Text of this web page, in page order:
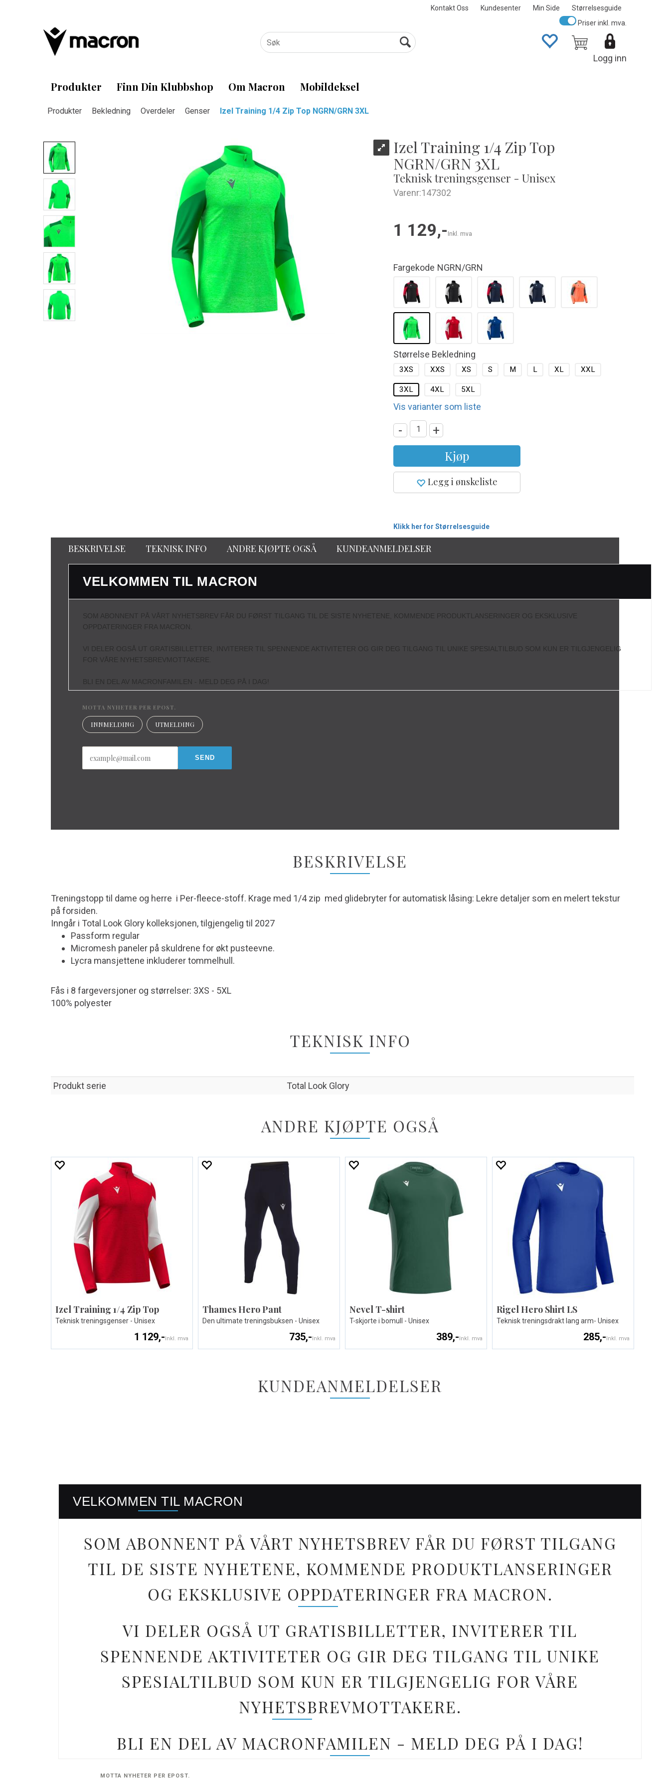
Kontakt Oss Kundesenter Min Side Størrelsesguide
Logg inn
Priser inkl. mva.
Produkter Finn Din Klubbshop Om Macron Mobildeksel
Produkter Bekledning Overdeler Genser Izel Training 1/4 Zip Top NGRN/GRN 3XL
Izel Training 1/4 Zip Top
NGRN/GRN 3XL
Teknisk treningsgenser - Unisex
Varenr:147302
1 129,- Inkl. mva
Fargekode NGRN/GRN
Størrelse Bekledning
3XS XXS XS S M L XL XXL
3XL 4XL 5XL
Vis varianter som liste
- +
Kjøp
Legg i ønskeliste
Klikk her for Størrelsesguide
BESKRIVELSE TEKNISK INFO ANDRE KJØPTE OGSÅ KUNDEANMELDELSER
VELKOMMEN TIL MACRON
SOM ABONNENT PÅ VÅRT NYHETSBREV FÅR DU FØRST TILGANG TIL DE SISTE NYHETENE, KOMMENDE PRODUKTLANSERINGER OG EKSKLUSIVE
OPPDATERINGER FRA MACRON.
VI DELER OGSÅ UT GRATISBILLETTER, INVITERER TIL SPENNENDE AKTIVITETER OG GIR DEG TILGANG TIL UNIKE SPESIALTILBUD SOM KUN ER TILGJENGELIG
FOR VÅRE NYHETSBREVMOTTAKERE.
BLI EN DEL AV MACRONFAMILEN - MELD DEG PÅ I DAG!
MOTTA NYHETER PER EPOST.
INNMELDING UTMELDING
BESKRIVELSE
Treningstopp til dame og herre i Per-fleece-stoff. Krage med 1/4 zip med glidebryter for automatisk låsing: Lekre detaljer som en melert tekstur
på forsiden.
Inngår i Total Look Glory kolleksjonen, tilgjengelig til 2027
Passform regular
Micromesh paneler på skuldrene for økt pusteevne.
Lycra mansjettene inkluderer tommelhull.
Fås i 8 fargeversjoner og størrelser: 3XS - 5XL
100% polyester
TEKNISK INFO
Produkt serie Total Look Glory
ANDRE KJØPTE OGSÅ
Izel Training 1/4 Zip Top
Teknisk treningsgenser - Unisex
1 129,-Inkl. mva
Thames Hero Pant
Den ultimate treningsbuksen - Unisex
735,-Inkl. mva
Nevel T-shirt
T-skjorte i bomull - Unisex
389,-Inkl. mva
Rigel Hero Shirt LS
Teknisk treningsdrakt lang arm- Unisex
285,-Inkl. mva
KUNDEANMELDELSER
VELKOMMEN TIL MACRON
SOM ABONNENT PÅ VÅRT NYHETSBREV FÅR DU FØRST TILGANG
TIL DE SISTE NYHETENE, KOMMENDE PRODUKTLANSERINGER
OG EKSKLUSIVE OPPDATERINGER FRA MACRON.
VI DELER OGSÅ UT GRATISBILLETTER, INVITERER TIL
SPENNENDE AKTIVITETER OG GIR DEG TILGANG TIL UNIKE
SPESIALTILBUD SOM KUN ER TILGJENGELIG FOR VÅRE
NYHETSBREVMOTTAKERE.
BLI EN DEL AV MACRONFAMILEN - MELD DEG PÅ I DAG!
MOTTA NYHETER PER EPOST.